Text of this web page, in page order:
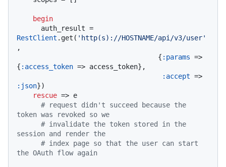
begin
RestClient .get( 'http(s)://HOSTNAME/api/v3/user'
,
                                   {
:params =>
{ :access_token => access_token},
:accept
:json})
rescue => e
# request didn't succeed because the
token was revoked so we
# invalidate the token stored in the
session and render the
# index page so that the user can start
the OAuth flow again